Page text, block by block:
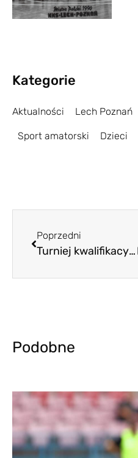
Kategorie
Aktualności Lech Poznań
Sport amatorski Dzieci
Poprzedni
Turniej kwalifikacyjny w kobiecym futsalu
Podobne